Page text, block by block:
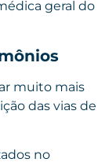
geral do
muito mais
das vias de
no